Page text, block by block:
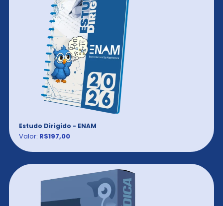
Estudo Dirigido - ENAM
Valor: R$197,00